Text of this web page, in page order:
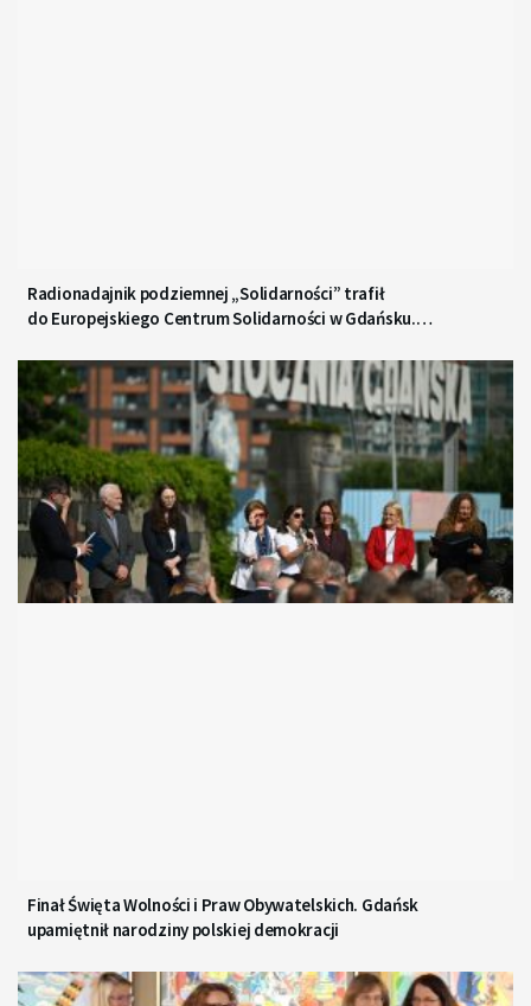
Radionadajnik podziemnej „Solidarności” trafił
do Europejskiego Centrum Solidarności w Gdańsku.
Finał Święta Wolności i Praw Obywatelskich. Gdańsk
upamiętnił narodziny polskiej demokracji